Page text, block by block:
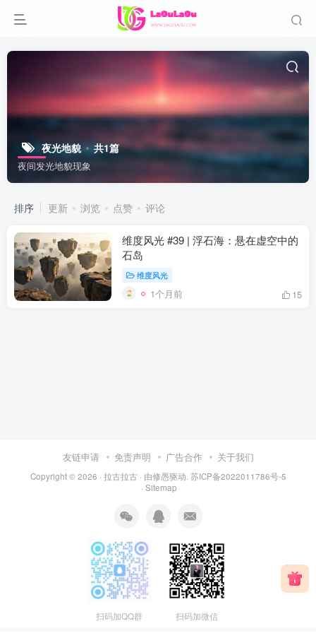
夜光地貌 共1篇
夜间发光地貌现象
排序 更新 浏览 点赞 评论
维度风光 #39 | 浮石海：悬在虚空中的
石岛
维度风光
1个月前 15
友链申请 免责声明 广告合作 关于我们
Copyright © 2026 · 拉古拉古 · 由修愚驱动. 苏ICP备2022011786号-5
· Sitemap
扫码加QQ群 扫码加微信